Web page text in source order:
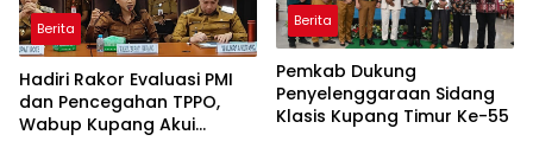
Berita
Hadiri Rakor Evaluasi PMI
dan Pencegahan TPPO,
Wabup Kupang Akui
Berita
Pemkab Dukung
Penyelenggaraan Sidang
Klasis Kupang Timur Ke-55